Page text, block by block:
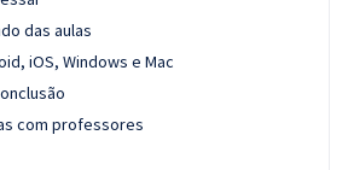
das aulas
iOS, Windows e Mac
com professores